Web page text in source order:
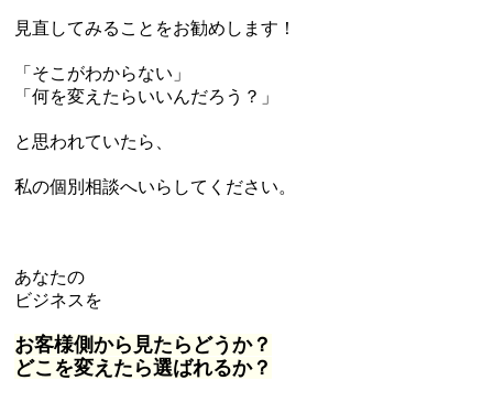
見直してみることをお勧めします！
「そこがわからない」
「何を変えたらいいんだろう？」
と思われていたら、
私の個別相談へいらしてください。
あなたの
ビジネスを
お客様側から見たらどうか？
どこを変えたら選ばれるか？